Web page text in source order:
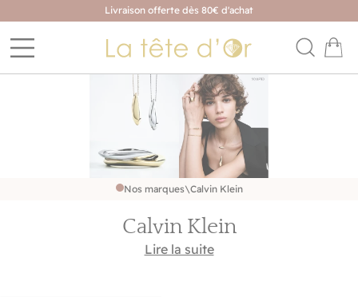
Livraison offerte dès 80€ d'achat
Nos marques\Calvin Klein
Calvin Klein
Retrouvez le style Calvin Klein dans une collection de
Lire la suite